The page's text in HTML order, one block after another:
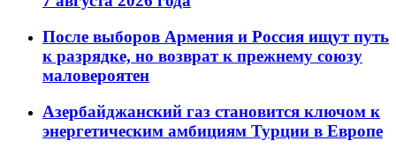
После выборов Армения и Россия ищут путь
к разрядке, но возврат к прежнему союзу
маловероятен
Азербайджанский газ становится ключом к
энергетическим амбициям Турции в Европе